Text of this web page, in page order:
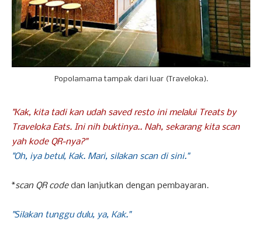
Popolamama tampak dari luar (Traveloka).
"Kak, kita tadi kan udah saved resto ini melalui Treats by
Traveloka Eats. Ini nih buktinya.. Nah, sekarang kita scan
yah kode QR-nya?"
"Oh, iya betul, Kak. Mari, silakan scan di sini."
*scan QR codedan lanjutkan dengan pembayaran.
"Silakan tunggu dulu, ya, Kak."